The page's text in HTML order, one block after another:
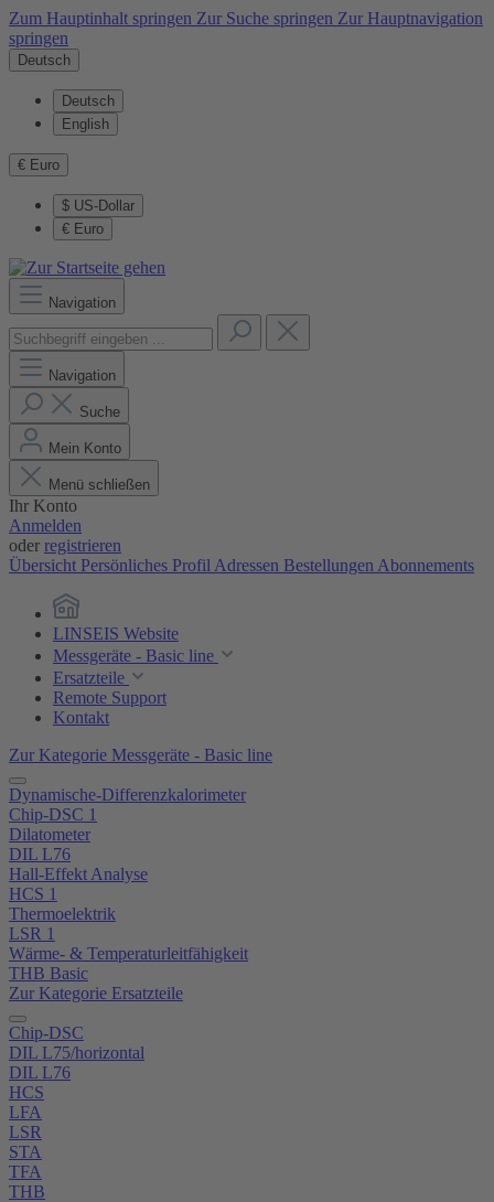
Zum Hauptinhalt springen Zur Suche springen Zur Hauptnavigation
springen
Deutsch
Deutsch
English
€ Euro
$ US-Dollar
€ Euro
Navigation
Navigation
Suche
Mein Konto
Menü schließen
Ihr Konto
Anmelden
oder registrieren
Übersicht Persönliches Profil Adressen Bestellungen Abonnements
LINSEIS Website
Messgeräte - Basic line
Ersatzteile
Remote Support
Kontakt
Zur Kategorie Messgeräte - Basic line
Dynamische-Differenzkalorimeter
Chip-DSC 1
Dilatometer
DIL L76
Hall-Effekt Analyse
HCS 1
Thermoelektrik
LSR 1
Wärme- & Temperaturleitfähigkeit
THB Basic
Zur Kategorie Ersatzteile
Chip-DSC
DIL L75/horizontal
DIL L76
HCS
LFA
LSR
STA
TFA
THB